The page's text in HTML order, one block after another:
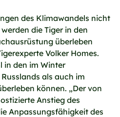
des Klimawandels nicht
die Tiger in den
überleben
Volker Homes.
in den im Winter
als auch im
können. „Der von
Anstieg des
Anpassungsfähigkeit des